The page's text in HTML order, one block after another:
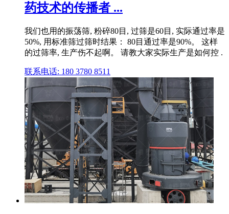
药技术的传播者 ...
我们也用的振荡筛, 粉碎80目, 过筛是60目, 实际通过率是
50%, 用标准筛过筛时结果： 80目通过率是90%。 这样
的过筛率, 生产伤不起啊。 请教大家实际生产是如何控 .
联系电话: 180 3780 8511